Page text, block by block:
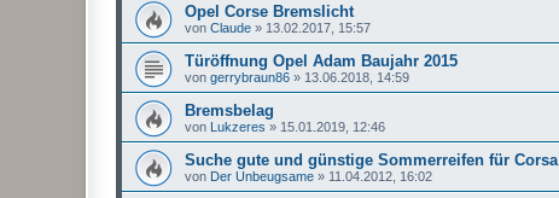
Opel Corse Bremslicht
von Claude » 13.02.2017, 15:57
Türöffnung Opel Adam Baujahr 2015
von gerrybraun86 » 13.06.2018, 14:59
Bremsbelag
von Lukzeres » 15.01.2019, 12:46
Suche gute und günstige Sommerreifen für Corsa
von Der Unbeugsame » 11.04.2012, 16:02